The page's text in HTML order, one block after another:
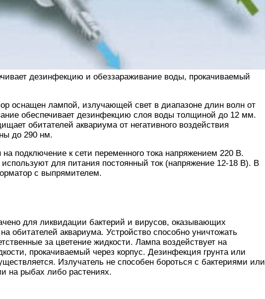
дезинфекцию и обеззараживание воды, прокачиваемый
оснащен лампой, излучающей свет в диапазоне длин волн от
обеспечивает дезинфекцию слоя воды толщиной до 12 мм.
обитателей аквариума от негативного воздействия
до 290 нм.
подключение к сети переменного тока напряжением 220 В.
используют для питания постоянный ток (напряжение 12-18 В). В
с выпрямителем.
для ликвидации бактерий и вирусов, оказывающих
обитателей аквариума. Устройство способно уничтожать
за цветение жидкости. Лампа воздействует на
прокачиваемый через корпус. Дезинфекция грунта или
Излучатель не способен бороться с бактериями или
на рыбах либо растениях.